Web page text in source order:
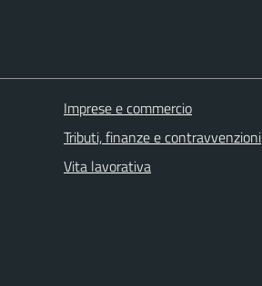
Imprese e commercio
Tributi, finanze e contravvenzioni
Vita lavorativa